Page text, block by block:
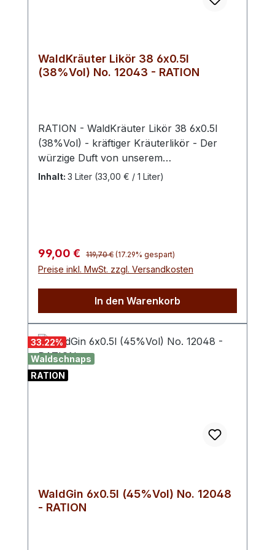
WaldKräuter Likör 38 6x0.5l
(38%Vol) No. 12043 - RATION
RATION - WaldKräuter Likör 38 6x0.5l
(38%Vol) - kräftiger Kräuterlikör - Der
würzige Duft von unserem
Kräuterlikör animiert die Sinne und findet
mit feinsten Kräutern aromatisiert und ist
ein echter Klassiker. Lagern Sie die
Flasche am besten an einem dunklen und
Inhalt: 3 Liter (33,00 € / 1 Liter)
Verkaufspreis:
99,00 € Regulärer Preis:
119,70 € (17.29% gespart)
Preise inkl. MwSt. zzgl. Versandkosten
In den Warenkorb
33.22%
Waldschnaps
RATION
WaldGin 6x0.5l (45%Vol) No. 12048
- RATION